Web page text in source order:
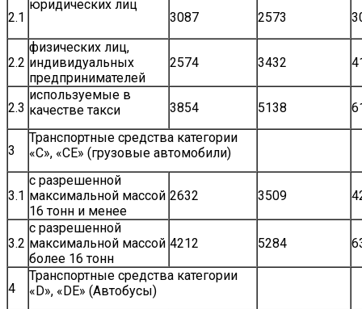
2.1
юридических лиц
3087
2573
2.2
физических лиц,
индивидуальных
предпринимателей
2574 3432
2.3
используемые в
качестве такси
3854 5138
3
Транспортные средства категории
«C», «СЕ» (грузовые автомобили)
3.1
с разрешенной
максимальной массой
16 тонн и менее
2632 3509
3.2
с разрешенной
максимальной массой
более 16 тонн
4212 5284
4
Транспортные средства категории
«D», «DE» (Автобусы)